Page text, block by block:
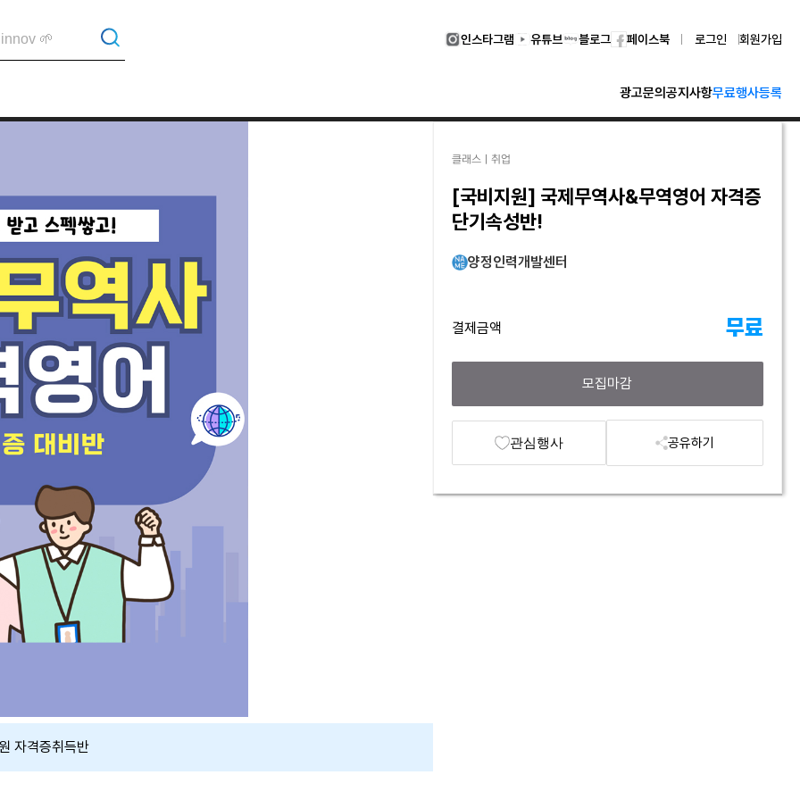
인스타그램 유튜브 블로그 페이스북 로그인 회원가입
광고문의 공지사항무료행사등록
자격증취득반
클래스｜취업
[국비지원] 국제무역사&무역영어 자격증
단기속성반!
양정인력개발센터
결제금액 무료
모집마감
관심행사 공유하기